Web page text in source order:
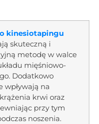
kinesiotapingu
skuteczną i
metodę w walce
mięśniowo-
Dodatkowo
wpływają na
krwi oraz
przy tym
noszenia.